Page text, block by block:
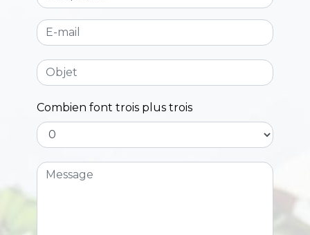
Combien font trois plus trois